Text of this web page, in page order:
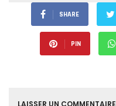
SHARE
PIN
LAISSER UN COMMENTAIRE